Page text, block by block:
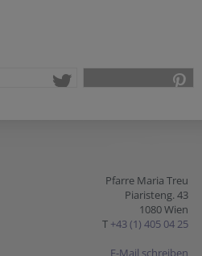
Pfarre Maria Treu
Piaristeng. 43
1080 Wien
T +43 (1) 405 04 25
E-Mail schreiben